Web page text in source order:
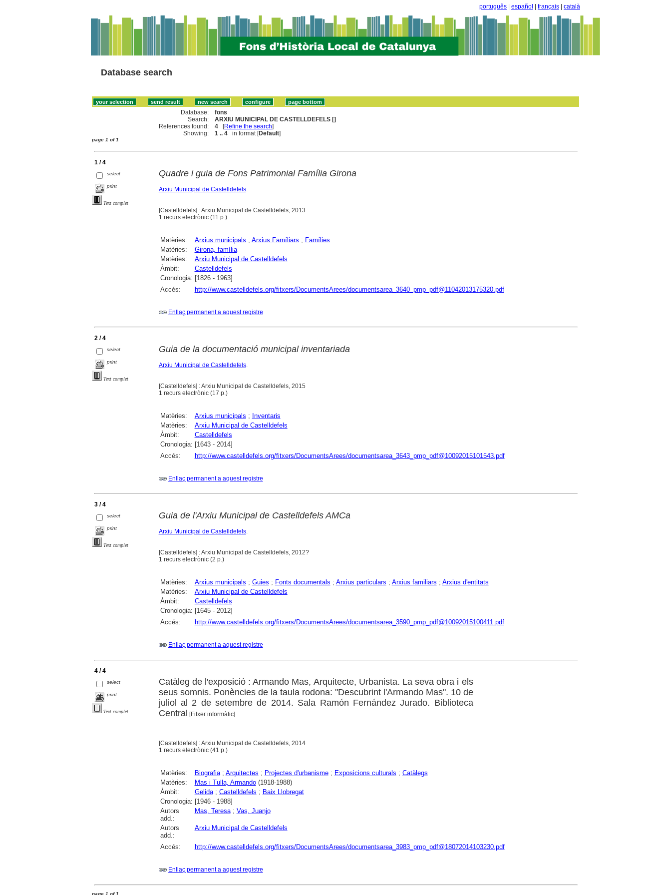
português español français català
Database search
Database:
fons
Search:
ARXIU MUNICIPAL DE CASTELLDEFELS []
References found:
4 [Refine the search]
Showing:
1 .. 4 in format [Default]
page 1 of 1
1 / 4
select
print
Text complet
Quadre i guia de Fons Patrimonial Família Girona
Arxiu Municipal de Castelldefels.
[Castelldefels] : Arxiu Municipal de Castelldefels, 2013
1 recurs electrònic (11 p.)
Matèries: Arxius municipals ; Arxius Famíliars ; Famílies
Matèries:
Girona, família
Matèries:
Arxiu Municipal de Castelldefels
Àmbit:
Castelldefels
Cronologia: [1826 - 1963]
Accés:
http://www.castelldefels.org/fitxers/DocumentsArees/documentsarea_3640_pmp_pdf@11042013175320.pdf
Enllaç permanent a aquest registre
2 / 4
select
print
Text complet
Guia de la documentació municipal inventariada
Arxiu Municipal de Castelldefels.
[Castelldefels] : Arxiu Municipal de Castelldefels, 2015
1 recurs electrònic (17 p.)
Matèries: Arxius municipals ; Inventaris
Matèries:
Arxiu Municipal de Castelldefels
Àmbit:
Castelldefels
Cronologia: [1643 - 2014]
Accés:
http://www.castelldefels.org/fitxers/DocumentsArees/documentsarea_3643_pmp_pdf@10092015101543.pdf
Enllaç permanent a aquest registre
3 / 4
select
print
Text complet
Guia de l'Arxiu Municipal de Castelldefels AMCa
Arxiu Municipal de Castelldefels.
[Castelldefels] : Arxiu Municipal de Castelldefels, 2012?
1 recurs electrònic (2 p.)
Matèries: Arxius municipals ; Guies ; Fonts documentals ; Arxius particulars ; Arxius familiars ; Arxius d'entitats
Matèries:
Arxiu Municipal de Castelldefels
Àmbit:
Castelldefels
Cronologia: [1645 - 2012]
Accés:
http://www.castelldefels.org/fitxers/DocumentsArees/documentsarea_3590_pmp_pdf@10092015100411.pdf
Enllaç permanent a aquest registre
4 / 4
select
print
Text complet
Catàleg de l'exposició : Armando Mas, Arquitecte, Urbanista. La seva obra i els
seus somnis. Ponències de la taula rodona: "Descubrint l'Armando Mas". 10 de
juliol al 2 de setembre de 2014. Sala Ramón Fernández Jurado. Biblioteca
Central
[Fitxer informàtic]
[Castelldefels] : Arxiu Municipal de Castelldefels, 2014
1 recurs electrònic (41 p.)
Matèries: Biografia; Arquitectes ; Projectes d'urbanisme; Exposicions culturals ; Catàlegs
Matèries:
Mas i Tulla, Armando(1918-1988)
Àmbit:
Gelida; Castelldefels ; Baix Llobregat
Cronologia: [1946 - 1988]
Autors
add.:
Mas, Teresa; Vas, Juanjo
Autors
add.:
Arxiu Municipal de Castelldefels
Accés: http://www.castelldefels.org/fitxers/DocumentsArees/documentsarea_3983_pmp_pdf@18072014103230.pdf
Enllaç permanent a aquest registre
page 1 of 1